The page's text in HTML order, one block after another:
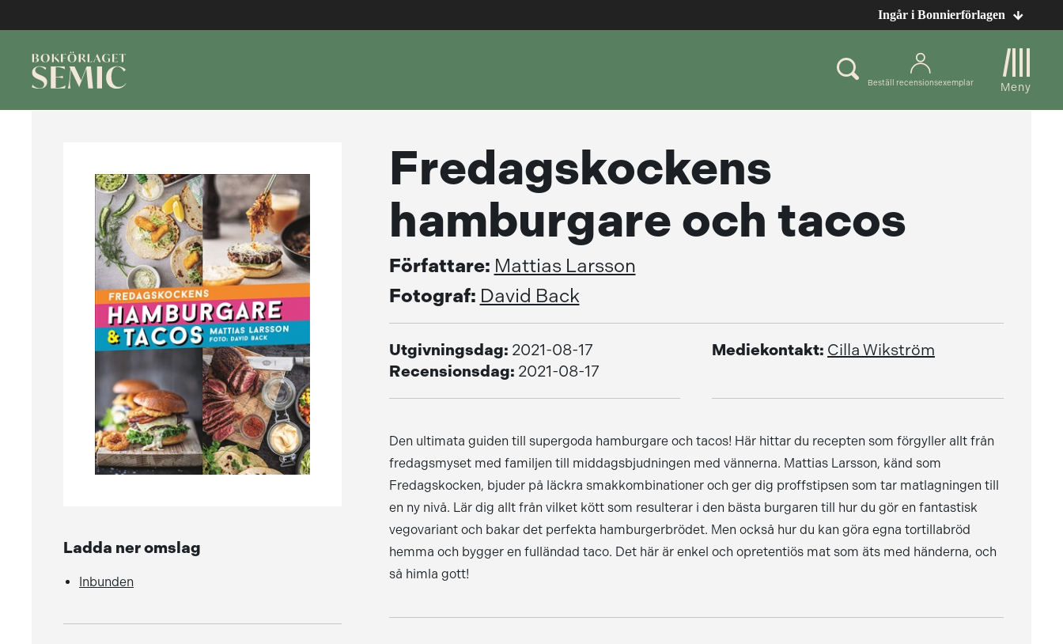
Ingår i Bonnierförlagen
Beställ recensionsexemplar Meny
Ladda ner omslag
Inbunden
Fredagskockens
hamburgare och tacos
Författare: Mattias Larsson
Fotograf: David Back
Utgivningsdag: 2021-08-17
Recensionsdag: 2021-08-17
Mediekontakt: Cilla Wikström
Den ultimata guiden till supergoda hamburgare och tacos! Här hittar du recepten som förgyller allt från
fredagsmyset med familjen till middagsbjudningen med vännerna. Mattias Larsson, känd som
Fredagskocken, bjuder på läckra smakkombinationer och ger dig proffstipsen som tar matlagningen till
en ny nivå. Lär dig allt från vilket kött som resulterar i den bästa burgaren till hur du gör en fantastisk
vegovariant och bakar det perfekta hamburgerbrödet. Men också hur du kan göra egna tortillabröd
hemma och bygger en fulländad taco. Det här är enkel och opretentiös mat som äts med händerna, och
så himla gott!